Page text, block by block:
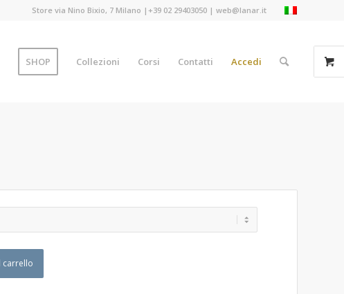
Store via Nino Bixio, 7 Milano |+39 02 29403050 | web@lanar.it
SHOP Collezioni Corsi Contatti Accedi
carrello